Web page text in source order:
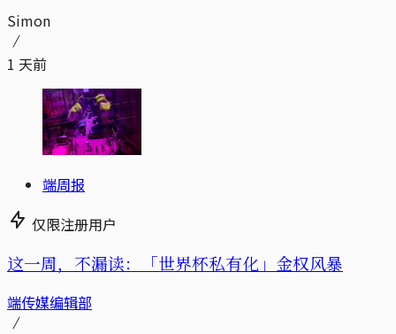
Simon
1 天前
端周报
仅限注册用户
这一周，不漏读：「世界杯私有化」金权风暴
端传媒编辑部